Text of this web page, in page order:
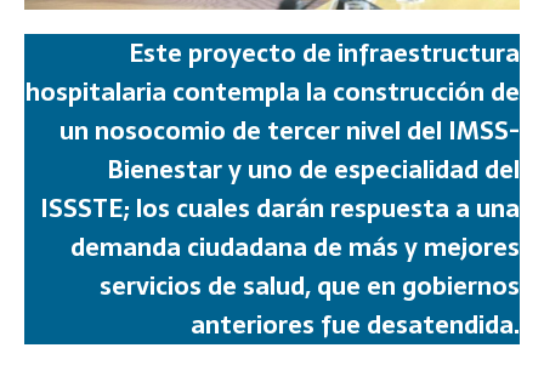
Este proyecto de infraestructura
hospitalaria contempla la construcción de
un nosocomio de tercer nivel del IMSS-
Bienestar y uno de especialidad del
ISSSTE; los cuales darán respuesta a una
demanda ciudadana de más y mejores
servicios de salud, que en gobiernos
anteriores fue desatendida.